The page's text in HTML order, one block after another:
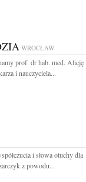
WROCŁAW
prof. dr hab. med. Alicję
i nauczyciela...
i słowa otuchy dla
z powodu...